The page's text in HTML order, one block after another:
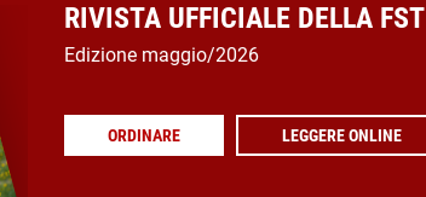
RIVISTA UFFICIALE DELLA FST
Edizione maggio/2026
ORDINARE LEGGERE ONLINE